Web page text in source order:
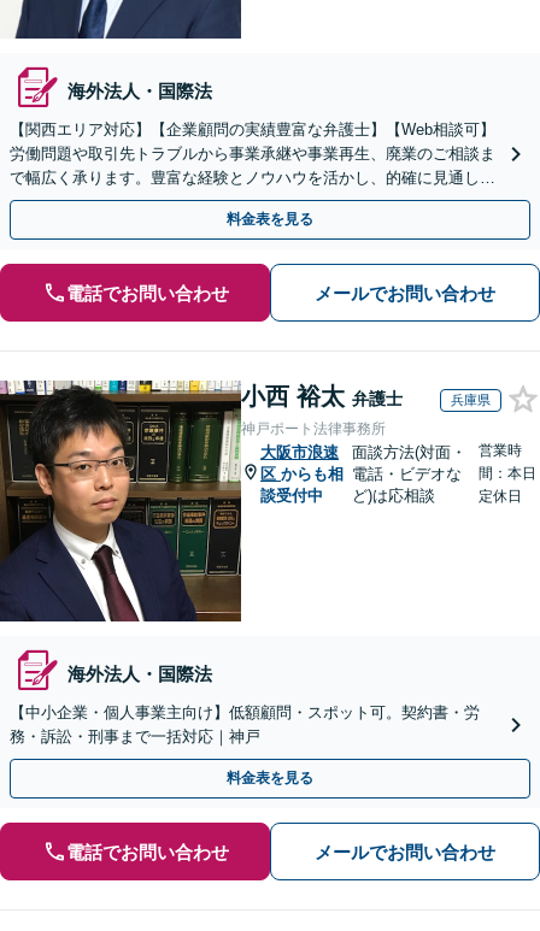
海外法人・国際法
【関西エリア対応】【企業顧問の実績豊富な弁護士】【Web相談可】
労働問題や取引先トラブルから事業承継や事業再生、廃業のご相談ま
で幅広く承ります。豊富な経験とノウハウを活かし、的確に見通しを
立て先手を打った対応が強みです。顧問契約の実績も多数
料金表を見る
電話でお問い合わせ メールでお問い合わせ
小西 裕太 弁護士 兵庫県
神戸ポート法律事務所
大阪市浪速
区 からも相
談受付中
面談方法(対面・
電話・ビデオな
ど)は応相談
営業時
間：本日
定休日
海外法人・国際法
【中小企業・個人事業主向け】低額顧問・スポット可。契約書・労
務・訴訟・刑事まで一括対応｜神戸
料金表を見る
電話でお問い合わせ メールでお問い合わせ